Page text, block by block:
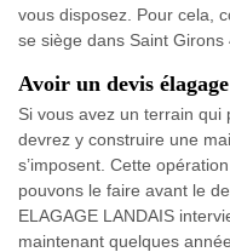
vous disposez. Pour cela,
se siège dans Saint Girons
Avoir un devis
Si vous avez un terrain
devrez y construire une
s’imposent. Cette
pouvons le faire avant le
ELAGAGE LANDAIS
maintenant quelques